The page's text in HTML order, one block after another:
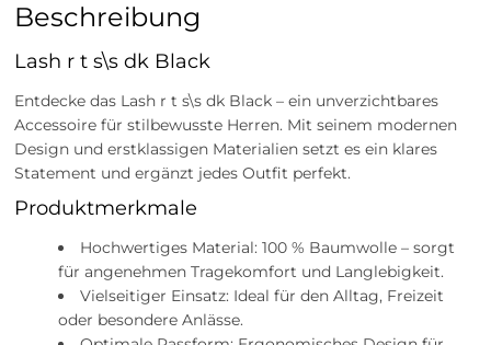
Beschreibung
Lash r t s\s dk Black
Entdecke das Lash r t s\s dk Black – ein unverzichtbares
Accessoire für stilbewusste Herren. Mit seinem modernen
Design und erstklassigen Materialien setzt es ein klares
Statement und ergänzt jedes Outfit perfekt.
Produktmerkmale
Hochwertiges Material: 100 % Baumwolle – sorgt
für angenehmen Tragekomfort und Langlebigkeit.
Vielseitiger Einsatz: Ideal für den Alltag, Freizeit
oder besondere Anlässe.